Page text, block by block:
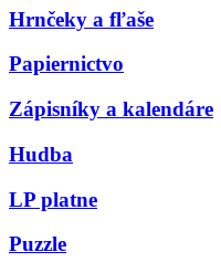
Hrnčeky a fľaše
Papiernictvo
Zápisníky a kalendáre
Hudba
LP platne
Puzzle